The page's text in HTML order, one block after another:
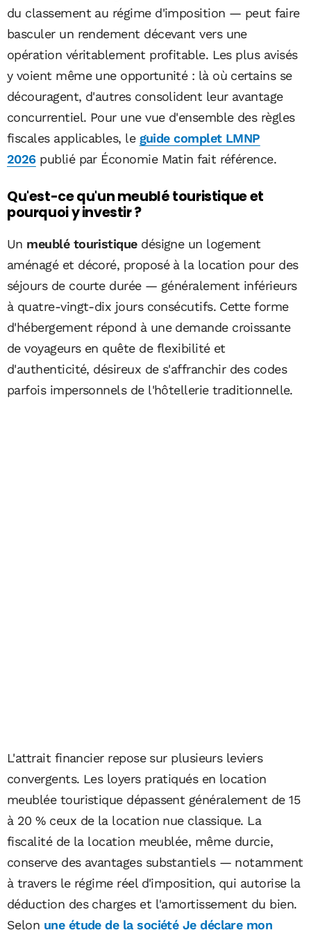
du classement au régime d'imposition — peut faire
basculer un rendement décevant vers une
opération véritablement profitable. Les plus avisés
y voient même une opportunité : là où certains se
découragent, d'autres consolident leur avantage
concurrentiel. Pour une vue d'ensemble des règles
fiscales applicables, le guide complet LMNP
2026publié par Économie Matin fait référence.
Qu'est-ce qu'un meublé touristique et
pourquoi y investir ?
Un meublé touristiquedésigne un logement
aménagé et décoré, proposé à la location pour des
séjours de courte durée — généralement inférieurs
à quatre-vingt-dix jours consécutifs. Cette forme
d'hébergement répond à une demande croissante
de voyageurs en quête de flexibilité et
d'authenticité, désireux de s'affranchir des codes
parfois impersonnels de l'hôtellerie traditionnelle.
L'attrait financier repose sur plusieurs leviers
convergents. Les loyers pratiqués en location
meublée touristique dépassent généralement de 15
à 20 % ceux de la location nue classique. La
fiscalité de la location meublée, même durcie,
conserve des avantages substantiels — notamment
à travers le régime réel d'imposition, qui autorise la
déduction des charges et l'amortissement du bien.
Selon une étude de la société Je déclare mon